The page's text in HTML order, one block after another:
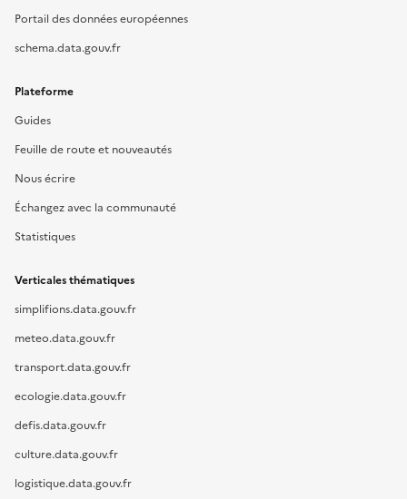
Portail des données européennes
schema.data.gouv.fr
Plateforme
Guides
Feuille de route et nouveautés
Nous écrire
Échangez avec la communauté
Statistiques
Verticales thématiques
simplifions.data.gouv.fr
meteo.data.gouv.fr
transport.data.gouv.fr
ecologie.data.gouv.fr
defis.data.gouv.fr
culture.data.gouv.fr
logistique.data.gouv.fr